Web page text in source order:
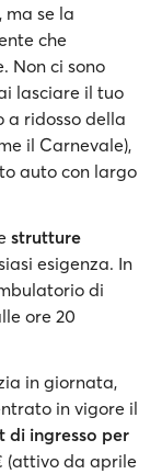
se la
che
Non ci sono
lasciare il tuo
a ridosso della
il Carnevale),
auto con largo
strutture
esigenza. In
di
ore 20
in giornata,
in vigore il
di ingresso per
(attivo da aprile